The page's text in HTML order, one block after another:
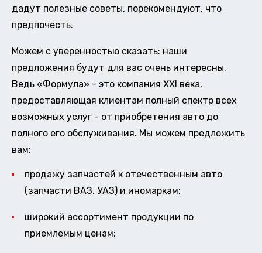
дадут полезные советы, порекомендуют, что
предпочесть.
Можем с уверенностью сказать: наши
предложения будут для вас очень интересны.
Ведь «Формула» - это компания XXI века,
предоставляющая клиентам полный спектр всех
возможных услуг - от приобретения авто до
полного его обслуживания. Мы можем предложить
вам:
продажу запчастей к отечественным авто
(запчасти ВАЗ, УАЗ) и иномаркам;
широкий ассортимент продукции по
приемлемым ценам;